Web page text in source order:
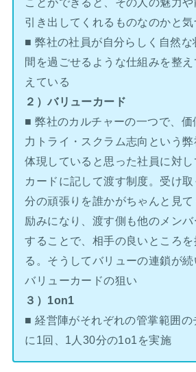
引き出してくれるものなのかと気
■ 弊社の社員が自分らしく自然な
間を過ごせるような仕組みを整
えている
２）バリューカード
■ 弊社のカルチャーの一つで、価
力トライ・スクラム志向という
体現していると思った社員に対
カードに記して渡す制度。受け
分の頑張りを誰かがちゃんと見て
励みになり、渡す側も他のメン
することで、相手の良いところ
る。そうしてバリューの連鎖が
バリューカードの狙い
３）1on1
■ 経営陣がそれぞれの管掌範囲の
に1回、1人30分の1o1を実施